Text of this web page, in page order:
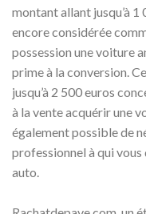
montant allant jusqu’à 1
encore considérée
possession une voiture
prime à la conversion.
jusqu’à 2 500 euros
à la vente acquérir une
également possible de
professionnel à qui
auto.